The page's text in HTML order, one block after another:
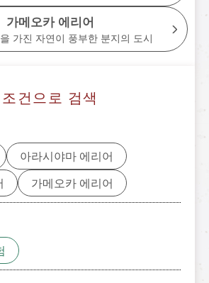
가메오카 에리어
가진 자연이 풍부한 분지의 도시
조건으로 검색
아라시야마 에리어
가메오카 에리어